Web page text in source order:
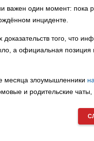
важен один момент: пока
инциденте.
доказательств того, что
а официальная
месяца злоумышленники
и родительские